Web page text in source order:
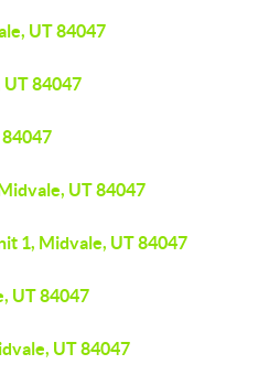
UT 84047
UT 84047
84047
UT 84047
1, Midvale, UT 84047
UT 84047
UT 84047